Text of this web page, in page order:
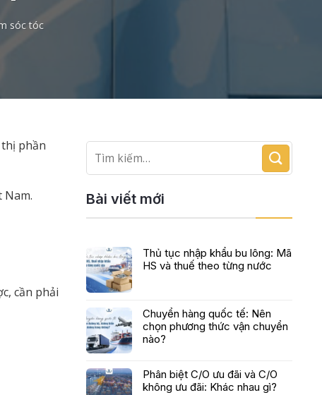
sóc tóc
phần
Nam.
cần phải
Bài viết mới
Thủ tục nhập khẩu bu lông: Mã
HS và thuế theo từng nước
Chuyển hàng quốc tế: Nên
chọn phương thức vận chuyển
nào?
Phân biệt C/O ưu đãi và C/O
không ưu đãi: Khác nhau gì?